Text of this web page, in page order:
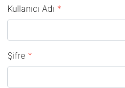
Kullanıcı Adı *
Şifre *